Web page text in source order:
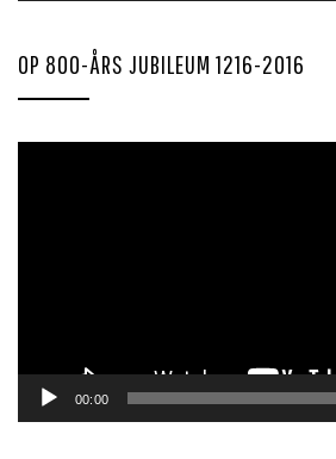
OP 800-ÅRS JUBILEUM 1216-2016
00:00